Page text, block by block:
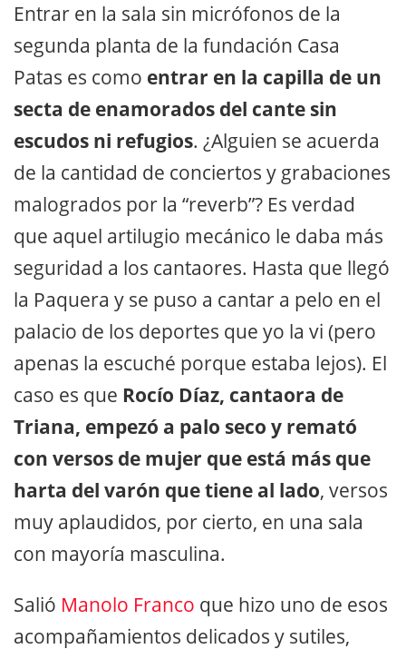
Entrar en la sala sin micrófonos de la
segunda planta de la fundación Casa
Patas es como entrar en la capilla de un
secta de enamorados del cante sin
escudos ni refugios. ¿Alguien se acuerda
de la cantidad de conciertos y grabaciones
malogrados por la “reverb”? Es verdad
que aquel artilugio mecánico le daba más
seguridad a los cantaores. Hasta que llegó
la Paquera y se puso a cantar a pelo en el
palacio de los deportes que yo la vi (pero
apenas la escuché porque estaba lejos). El
caso es que Rocío Díaz, cantaora de
Triana, empezó a palo seco y remató
con versos de mujer que está más que
harta del varón que tiene al lado, versos
muy aplaudidos, por cierto, en una sala
con mayoría masculina.
Salió Manolo Franco que hizo uno de esos
acompañamientos delicados y sutiles,